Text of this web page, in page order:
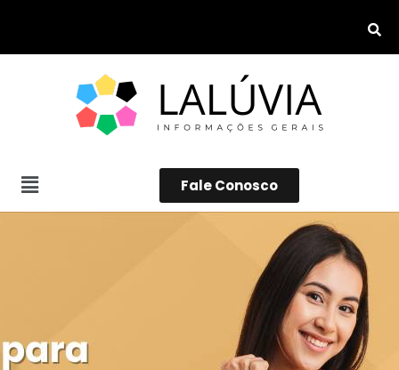
Fale Conosco